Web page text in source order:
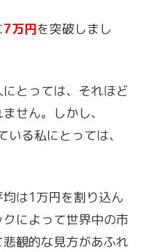
7万円を突破しまし
とっては、それほど
せん。しかし、
る私にとっては、
は1万円を割り込ん
によって世界中の市
観的な見方があふれ